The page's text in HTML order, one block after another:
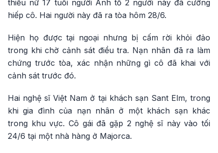
thiếu nữ 17 tuổi người Anh tố 2 người này đã cưỡng
hiếp cô. Hai người này đã ra tòa hôm 28/6.
Hiện họ được tại ngoại nhưng bị cấm rời khỏi đảo
trong khi chờ cảnh sát điều tra. Nạn nhân đã ra làm
chứng trước tòa, xác nhận những gì cô đã khai với
cảnh sát trước đó.
Hai nghệ sĩ Việt Nam ở tại khách sạn Sant Elm, trong
khi gia đình của nạn nhân ở một khách sạn khác
trong khu vực. Cô gái đã gặp 2 nghệ sĩ này vào tối
24/6 tại một nhà hàng ở Majorca.